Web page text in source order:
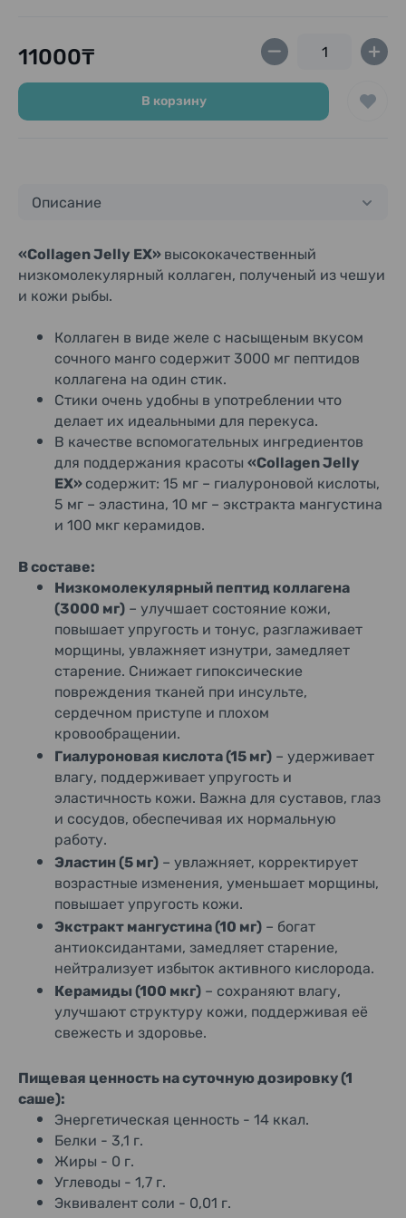
11000₸
В корзину
Описание
«Collagen Jelly EX» высококачественный
низкомолекулярный коллаген, полученый из чешуи
и кожи рыбы.
Коллаген в виде желе с насыщеным вкусом
сочного манго содержит 3000 мг пептидов
коллагена на один стик.
Стики очень удобны в употреблении что
делает их идеальными для перекуса.
В качестве вспомогательных ингредиентов
для поддержания красоты «Collagen Jelly
EX» содержит: 15 мг – гиалуроновой кислоты,
5 мг – эластина, 10 мг – экстракта мангустина
и 100 мкг керамидов.
В составе:
Низкомолекулярный пептид коллагена
(3000 мг) – улучшает состояние кожи,
повышает упругость и тонус, разглаживает
морщины, увлажняет изнутри, замедляет
старение. Снижает гипоксические
повреждения тканей при инсульте,
сердечном приступе и плохом
кровообращении.
Гиалуроновая кислота (15 мг) – удерживает
влагу, поддерживает упругость и
эластичность кожи. Важна для суставов, глаз
и сосудов, обеспечивая их нормальную
работу.
Эластин (5 мг) – увлажняет, корректирует
возрастные изменения, уменьшает морщины,
повышает упругость кожи.
Экстракт мангустина (10 мг) – богат
антиоксидантами, замедляет старение,
нейтрализует избыток активного кислорода.
Керамиды (100 мкг) – сохраняют влагу,
улучшают структуру кожи, поддерживая её
свежесть и здоровье.
Пищевая ценность на суточную дозировку (1
саше):
Энергетическая ценность - 14 ккал.
Белки - 3,1 г.
Жиры - 0 г.
Углеводы - 1,7 г.
Эквивалент соли - 0,01 г.